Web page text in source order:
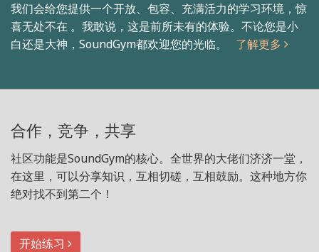
我们会给您提供一个开放、包容、充满活力的学习环境，惊
喜无处不在 。我敢说，这是前所未有的体验。不论您是小
白还是大神，SoundGym都欢迎您的光临。 了解更多
合作，竞争，共享
社区功能是SoundGym的核心。全世界的大佬们济济一堂，
在这里，可以分享知识，互相切磋，互相鼓励。这种地方你
绝对找不到第二个！
开始练习